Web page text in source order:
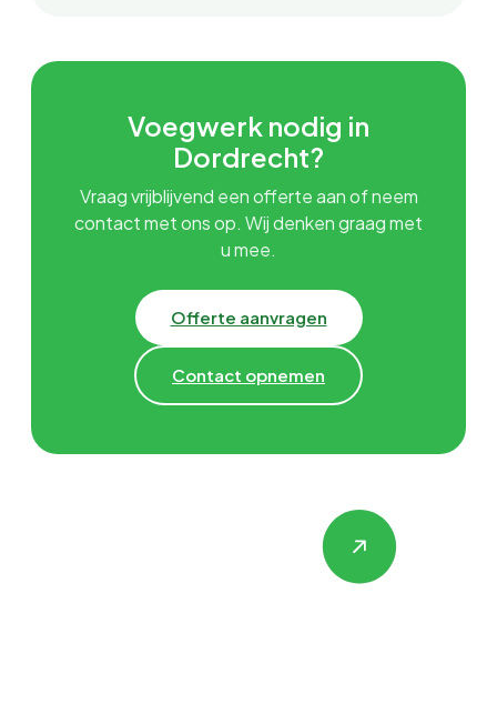
Voegwerk nodig in
Dordrecht?
Vraag vrijblijvend een offerte aan of neem
contact met ons op. Wij denken graag met
u mee.
Offerte aanvragen
Contact opnemen